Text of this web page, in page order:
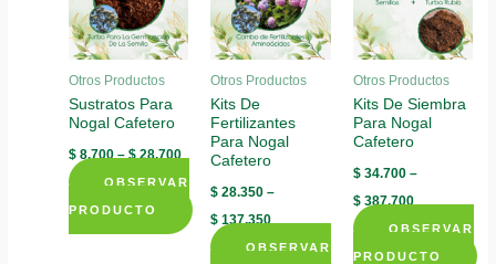
Otros Productos
Sustratos Para
Nogal Cafetero
$ 8.700–$28.700
OBSERVAR
PRODUCTO
This
Otros Productos
Kits De
Fertilizantes
Para Nogal
Cafetero
$ 28.350 –
$ 137.350
OBSERVAR
Otros Productos
Kits De Siembra
Para Nogal
Cafetero
$34.700–
$387.700
OBSERVAR
PRODUCTO